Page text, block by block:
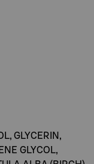
GLYCERIN,
GLYCOL,